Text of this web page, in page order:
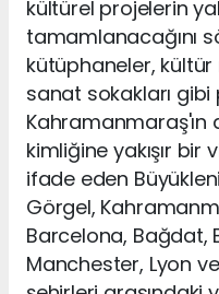
kültürel projelerin
tamamlanacağını
kütüphaneler,
sanat sokakları gibi
kimliğine yakışır bir
ifade eden
Görgel,
Barcelona, Bağdat,
Manchester, Lyon